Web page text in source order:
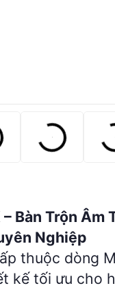
Bàn Trộn Âm
Nghiệp
thuộc dòng
kế tối ưu cho